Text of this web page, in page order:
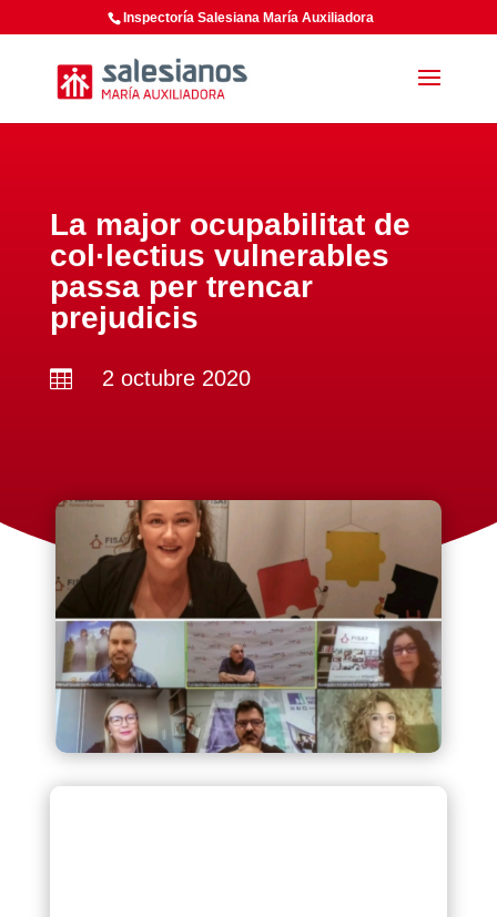
Inspectoría Salesiana María Auxiliadora
La major ocupabilitat de
col·lectius vulnerables
passa per trencar
prejudicis
 2 octubre 2020